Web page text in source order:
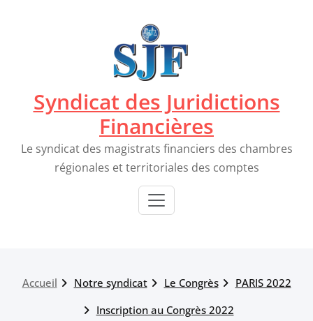
Syndicat des Juridictions
Financières
Le syndicat des magistrats financiers des chambres
régionales et territoriales des comptes
Accueil Notre syndicat Le Congrès
PARIS 2022
Inscription au Congrès 2022